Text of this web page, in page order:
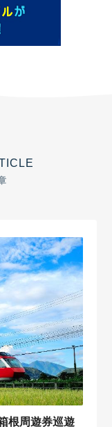
根周遊券巡遊